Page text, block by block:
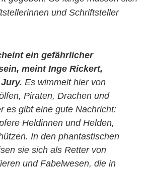
und Schriftsteller
ein gefährlicher
meint Inge Rickert,
Es wimmelt hier von
Piraten, Drachen und
es gibt eine gute Nachricht:
Heldinnen und Helden,
In den phantastischen
sie sich als Retter von
und Fabelwesen, die in